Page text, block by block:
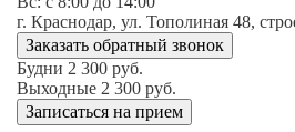
г. Краснодар, ул. Тополиная 48,
Заказать обратный звонок
Будни 2 300 руб.
Выходные 2 300 руб.
Записаться на прием